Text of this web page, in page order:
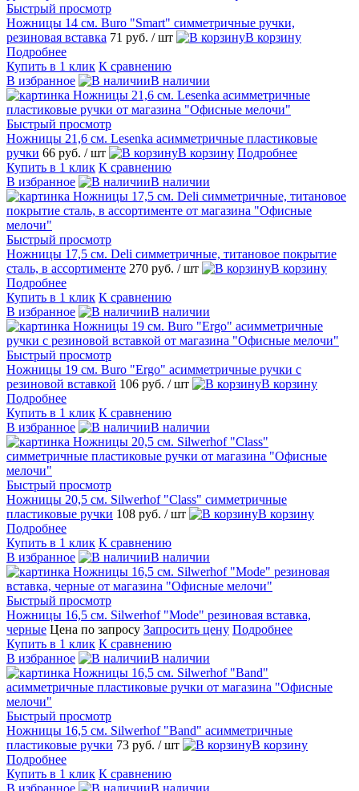
Быстрый просмотр
Ножницы 14 см. Buro "Smart" симметричные ручки,
резиновая вставка 71 руб. / шт
В корзину
Подробнее
Купить в 1 клик К сравнению
В избранное
В наличии
Быстрый просмотр
Ножницы 21,6 см. Lesenka асимметричные пластиковые
ручки 66 руб. / шт В корзину Подробнее
Купить в 1 клик К сравнению
В избранное
В наличии
Быстрый просмотр
Ножницы 17,5 см. Deli симметричные, титановое покрытие
сталь, в ассортименте 270 руб. / шт
В корзину
Подробнее
Купить в 1 клик К сравнению
В избранное
В наличии
Быстрый просмотр
Ножницы 19 см. Buro "Ergo" асимметричные ручки с
резиновой вставкой 106 руб. / шт
В корзину
Подробнее
Купить в 1 клик К сравнению
В избранное
В наличии
Быстрый просмотр
Ножницы 20,5 см. Silwerhof "Class" симметричные
пластиковые ручки 108 руб. / шт
В корзину
Подробнее
Купить в 1 клик К сравнению
В избранное
В наличии
Быстрый просмотр
Ножницы 16,5 см. Silwerhof "Mode" резиновая вставка,
черные Цена по запросу Запросить цену Подробнее
Купить в 1 клик К сравнению
В избранное
В наличии
Быстрый просмотр
Ножницы 16,5 см. Silwerhof "Band" асимметричные
пластиковые ручки 73 руб. / шт
В корзину
Подробнее
Купить в 1 клик К сравнению
В избранное
В наличии